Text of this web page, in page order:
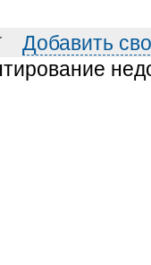
Добавить